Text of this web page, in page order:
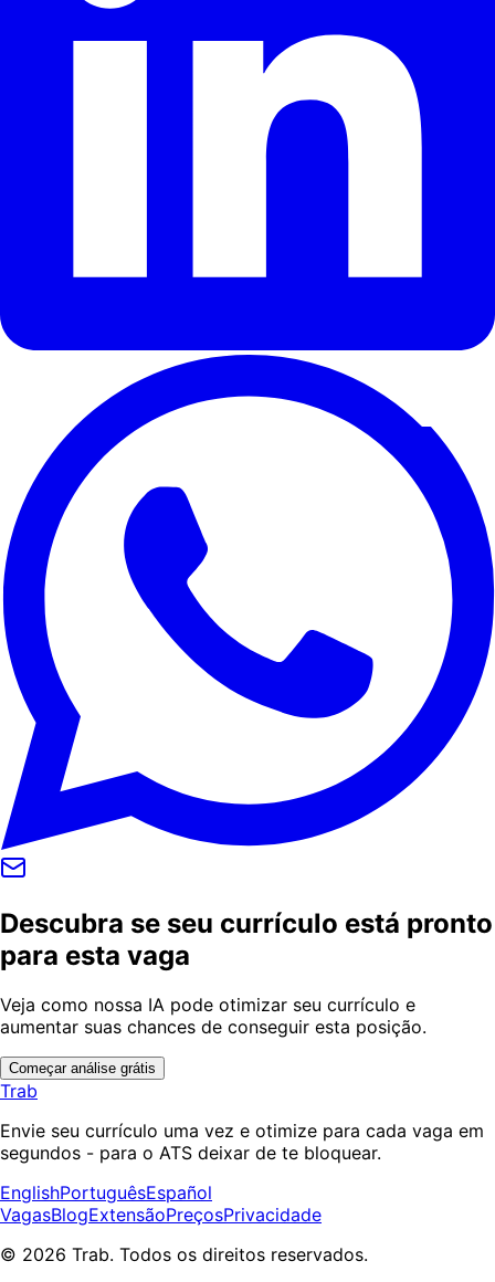
Descubra se seu currículo está pronto
para esta vaga
Veja como nossa IA pode otimizar seu currículo e
aumentar suas chances de conseguir esta posição.
Começar análise grátis
Trab
Envie seu currículo uma vez e otimize para cada vaga em
segundos - para o ATS deixar de te bloquear.
EnglishPortuguêsEspañol
VagasBlogExtensãoPreçosPrivacidade
© 2026 Trab. Todos os direitos reservados.